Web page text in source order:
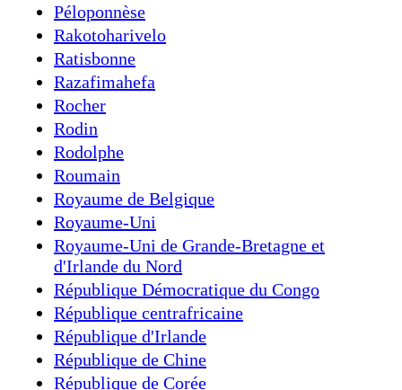
Péloponnèse
Rakotoharivelo
Ratisbonne
Razafimahefa
Rocher
Rodin
Rodolphe
Roumain
Royaume de Belgique
Royaume-Uni
Royaume-Uni de Grande-Bretagne et
d'Irlande du Nord
République Démocratique du Congo
République centrafricaine
République d'Irlande
République de Chine
République de Corée